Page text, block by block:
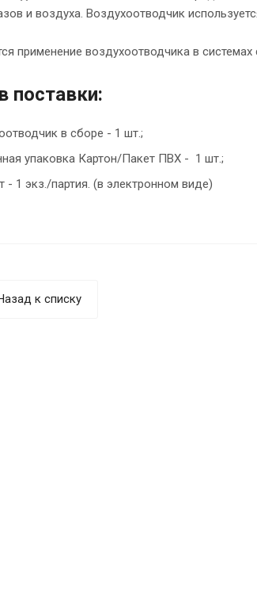
и воздуха. Воздухоотводчик
применение воздухоотводчика в
поставки:
в сборе - 1 шт.;
упаковка Картон/Пакет ПВХ - 1 шт.;
- 1 экз./партия. (в электронном виде)
к списку